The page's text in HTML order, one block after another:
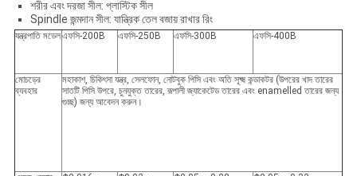
শরীর এবং দরজা সীল: প্লাস্টিক সীল
Spindle জন্মদান সীল: যান্ত্রিক তেল বজায় রাখার রিং
যন্ত্রপাতি মডেলএফসি-200B এফসি-250B এফসি-300B এফসি-400B
মোচড়ের
ব্যবহার
মহাকাশ, চিকিৎসা যন্ত্র, সেলফোন, নোটবুক পিসি এবং অতি সূক্ষ্ম কন্ডাকটর (উপরের খাদ তারের
সাতটি পিসি উপরে, চুনযুক্ত তারের, রূপালী জ্যাকেটেড তারের এবং enamelled তারের জন্য
গুচ্ছ) জন্য আবেদন করুন।